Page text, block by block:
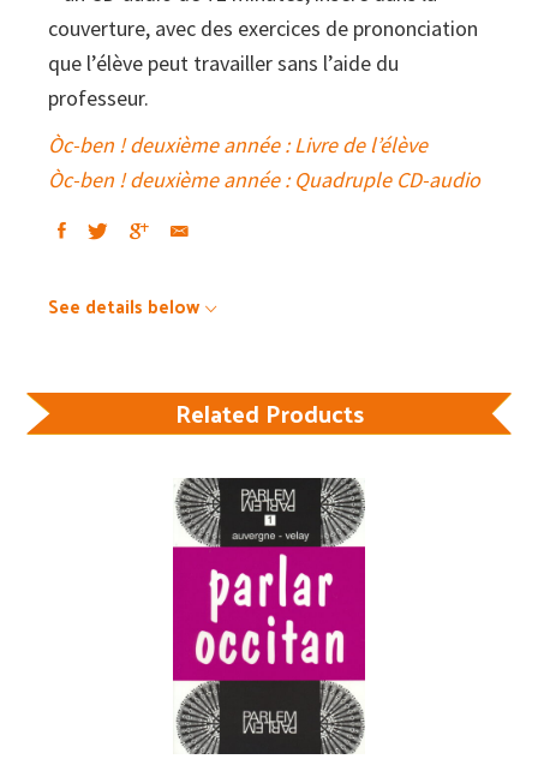
couverture, avec des exercices de prononciation
que l’élève peut travailler sans l’aide du
professeur.
Òc-ben ! deuxième année : Livre de l’élève
Òc-ben ! deuxième année : Quadruple CD-audio
See details below
Related Products